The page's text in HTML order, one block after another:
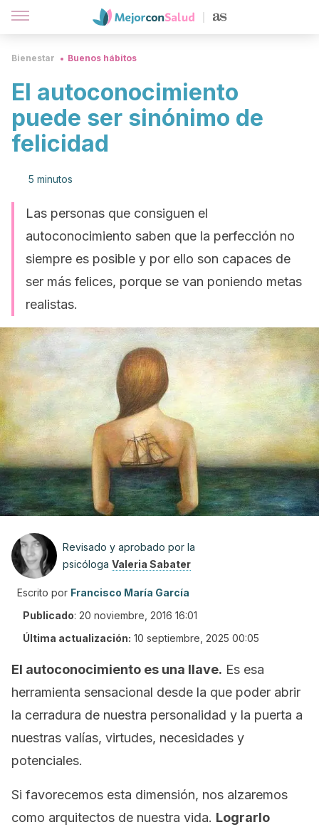
Bienestar Buenos hábitos
El autoconocimiento
puede ser sinónimo de
felicidad
5 minutos
Las personas que consiguen el
autoconocimiento saben que la perfección no
siempre es posible y por ello son capaces de
ser más felices, porque se van poniendo metas
realistas.
Revisado y aprobado por la
psicóloga Valeria Sabater
Escrito por Francisco María García
Publicado: 20 noviembre, 2016 16:01
Última actualización: 10 septiembre, 2025 00:05
El autoconocimiento es una llave. Es esa
herramienta sensacional desde la que poder abrir
la cerradura de nuestra personalidad y la puerta a
nuestras valías, virtudes, necesidades y
potenciales.
Si favorecemos esta dimensión, nos alzaremos
como arquitectos de nuestra vida. Lograrlo